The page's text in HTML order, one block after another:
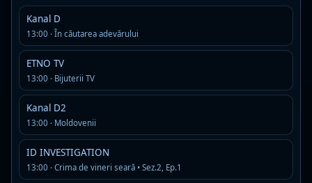
Kanal D
13:00 · În căutarea adevărului
ETNO TV
13:00 · Bijuterii TV
Kanal D2
13:00 · Moldovenii
ID INVESTIGATION
13:00 · Crima de vineri seară • Sez.2, Ep.1
MP3
Asculta Detalii
Rock Fm Hard Rock
AAC · 80 kbps
Live
classic rock hard rock
Asculta
Detalii